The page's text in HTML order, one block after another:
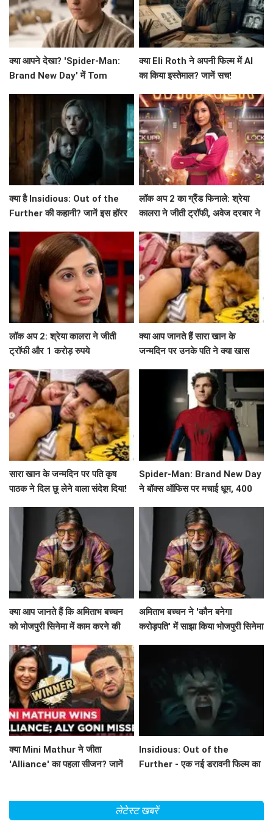
क्या आपने देखा? 'Spider-Man:
Brand New Day' में Tom
क्या Eli Roth ने अपनी फिल्म में AI
का किया इस्तेमाल? जानें सच!
क्या है Insidious: Out of the
Further की कहानी? जानें इस हॉरर
लॉक अप 2 का ग्रैंड फिनाले: श्रेया
कालरा ने जीती ट्रॉफी, अवेज दरबार ने
लॉक अप 2: श्रेया कालरा ने जीती
ट्रॉफी और 1 करोड़ रुपये
क्या आप जानते हैं सारा खान के
जन्मदिन पर उनके पति ने क्या खास
सारा खान के जन्मदिन पर पति कृष
पाठक ने दिल छू लेने वाला संदेश दिया!
Spider-Man: Brand New Day
ने बॉक्स ऑफिस पर मचाई धूम, 400
क्या आप जानते हैं कि अमिताभ बच्चन
को भोजपुरी सिनेमा में काम करने की
अमिताभ बच्चन ने 'कौन बनेगा
करोड़पति' में साझा किया भोजपुरी सिनेमा
क्या Mini Mathur ने जीता
'Alliance' का पहला सीजन? जानें
Insidious: Out of the
Further - एक नई डरावनी फिल्म का
लेटेस्ट खबरें